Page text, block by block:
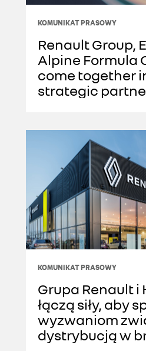
KOMUNIKAT PRASOWY
Renault Group,
Alpine Formula
come together
strategic
KOMUNIKAT PRASOWY
Grupa Renault i
łączą siły, aby
wyzwaniom
dystrybucją w